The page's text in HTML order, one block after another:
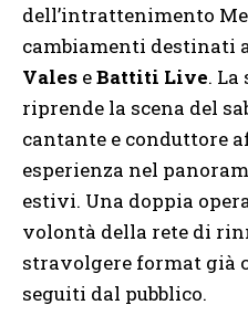
dell’intrattenimento
cambiamenti destinati
Vales eBattiti Live.
riprende la scena del
cantante e conduttore
esperienza nel
estivi. Una doppia
volontà della rete di
stravolgere format già
seguiti dal pubblico.